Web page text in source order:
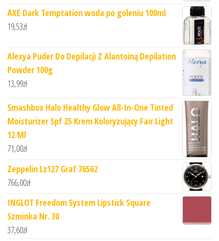
AXE Dark Temptation woda po goleniu 100ml
19,53zł
Alexya Puder Do Depilacji Z Alantoiną Depilation
Powder 100g
13,99zł
Smashbox Halo Healthy Glow All-In-One Tinted
Moisturizer Spf 25 Krem Koloryzujący Fair Light
12 Ml
71,00zł
Zeppelin Lz127 Graf 76562
766,00zł
INGLOT Freedom System Lipstick Square
Szminka Nr. 30
37,60zł